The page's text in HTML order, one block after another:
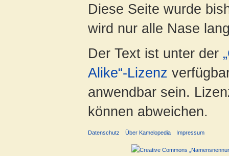
Diese Seite wurde
wird nur alle Nase
Der Text ist unter der
Alike“-Lizenz
anwendbar sein.
können abweichen.
Datenschutz Über Kamelopedia Impressum